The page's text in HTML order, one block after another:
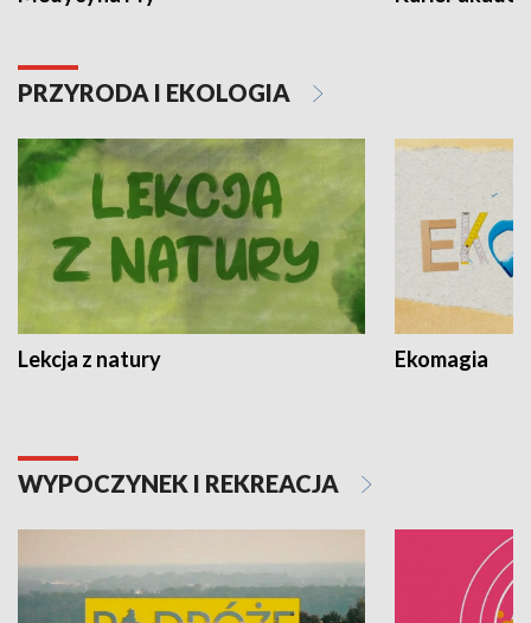
PRZYRODA I EKOLOGIA
Lekcja z natury Ekomagia
WYPOCZYNEK I REKREACJA